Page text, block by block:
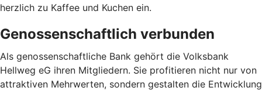
herzlich zu Kaffee und Kuchen ein.
Genossenschaftlich verbunden
Als genossenschaftliche Bank gehört die Volksbank
Hellweg eG ihren Mitgliedern. Sie profitieren nicht nur von
attraktiven Mehrwerten, sondern gestalten die Entwicklung